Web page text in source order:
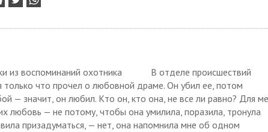
из воспоминаний охотника В отделе происшествий
только что прочел о любовной драме. Он убил ее, потом
— значит, он любил. Кто он, кто она, не все ли равно? Для
любовь — не потому, чтобы она умилила, поразила, тронула
призадуматься, — нет, она напомнила мне об одном